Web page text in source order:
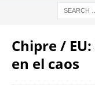
Chipre /
en el caos